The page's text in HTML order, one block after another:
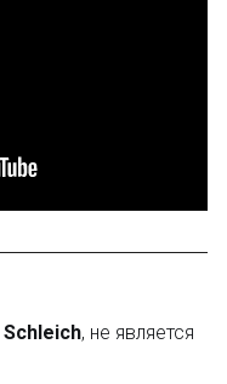
Schleich, не является